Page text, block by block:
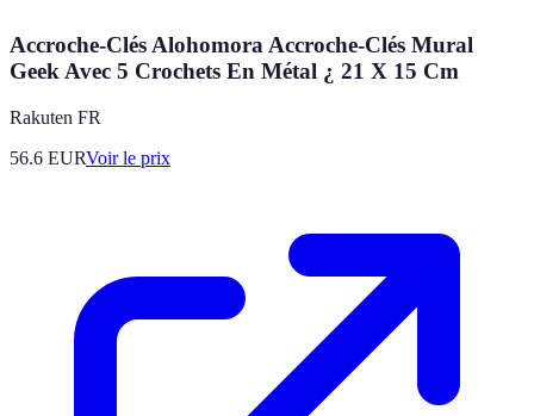
Accroche-Clés Alohomora Accroche-Clés Mural
Geek Avec 5 Crochets En Métal ¿ 21 X 15 Cm
Rakuten FR
56.6 EURVoir le prix